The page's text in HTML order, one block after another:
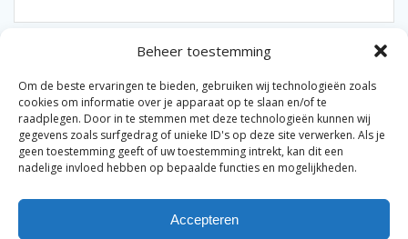
Beheer toestemming
Om de beste ervaringen te bieden, gebruiken wij technologieën zoals
cookies om informatie over je apparaat op te slaan en/of te
raadplegen. Door in te stemmen met deze technologieën kunnen wij
gegevens zoals surfgedrag of unieke ID's op deze site verwerken. Als je
geen toestemming geeft of uw toestemming intrekt, kan dit een
nadelige invloed hebben op bepaalde functies en mogelijkheden.
Accepteren
© 2026 Van der Bel Las en Radiateurenbedrijf.
Privacyverklaring|Cookiebeleid|Retourbeleid|
Algemene voorwaarden voor consumenten